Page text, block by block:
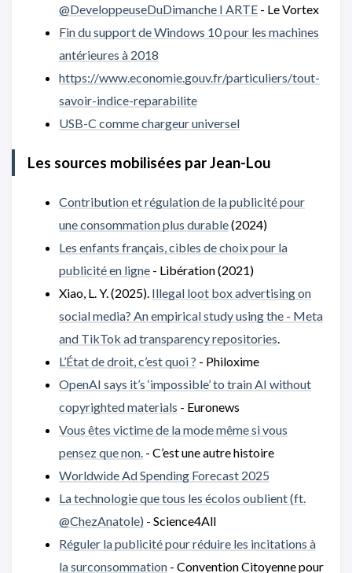
@DeveloppeuseDuDimanche I ARTE - Le Vortex
Fin du support de Windows 10 pour les machines
antérieures à 2018
https://www.economie.gouv.fr/particuliers/tout-
savoir-indice-reparabilite
USB-C comme chargeur universel
Les sources mobilisées par Jean-Lou
Contribution et régulation de la publicité pour
une consommation plus durable(2024)
Les enfants français, cibles de choix pour la
publicité en ligne - Libération (2021)
Xiao, L. Y. (2025). Illegal loot box advertising on
social media? An empirical study using the - Meta
and TikTok ad transparency repositories.
L’État de droit, c’est quoi ? - Philoxime
OpenAI says it’s ‘impossible’ to train AI without
copyrighted materials - Euronews
Vous êtes victime de la mode même si vous
pensez que non. - C’est une autre histoire
Worldwide Ad Spending Forecast 2025
La technologie que tous les écolos oublient (ft.
‪@ChezAnatole‬) - Science4All
Réguler la publicité pour réduire les incitations à
la surconsommation - Convention Citoyenne pour